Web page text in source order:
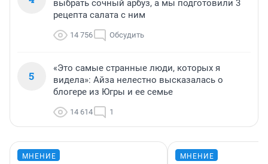
выбрать сочный арбуз, а мы подготовили 3
рецепта салата с ним
14 756 Обсудить
5
«Это самые странные люди, которых я
видела»: Айза нелестно высказалась о
блогере из Югры и ее семье
14 614 1
МНЕНИЕ МНЕНИЕ